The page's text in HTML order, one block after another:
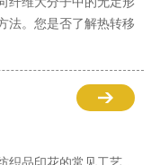
法。您是否了解热转移